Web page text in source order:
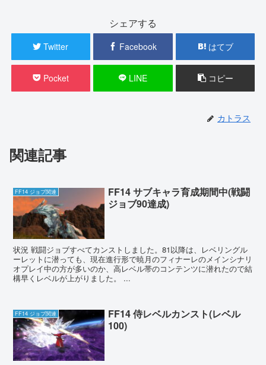
シェアする
Twitter Facebook はてブ
Pocket LINE コピー
カトラス
関連記事
FF14 ジョブ関連
FF14 サブキャラ育成期間中(戦闘
ジョブ90達成)
状況 戦闘ジョブすべてカンストしました。81以降は、レベリングル
ーレットに潜っても、現在進行形で暁月のフィナーレのメインシナリ
オプレイ中の方が多いのか、高レベル帯のコンテンツに潜れたので結
構早くレベルが上がりました。 ...
FF14 ジョブ関連
FF14 侍レベルカンスト(レベル
100)